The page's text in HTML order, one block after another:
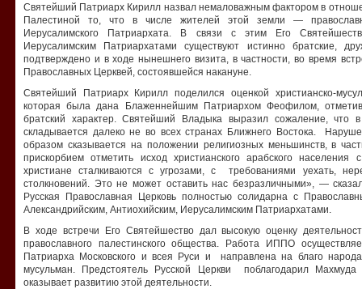
Святейший Патриарх Кирилл назвал немаловажным фактором в
Палестиной то, что в числе жителей этой земли —
Иерусалимского Патриархата. В связи с этим Его
Иерусалимским Патриархатами существуют истинно братские,
подтверждено и в ходе нынешнего визита, в частности, во время
Православных Церквей, состоявшейся накануне.
Святейший Патриарх Кирилл поделился оценкой христианско-
которая была дана Блаженнейшим Патриархом Феофилом,
братский характер. Святейший Владыка выразил сожаление, что
складывается далеко не во всех странах Ближнего Востока.
образом сказывается на положении религиозных меньшинств, в
прискорбием отметить исход христианского арабского
христиане сталкиваются с угрозами, с требованиями уехать,
столкновений. Это не может оставить нас безразличными», —
Русская Православная Церковь полностью солидарна с
Александрийским, Антиохийским, Иерусалимским Патриархатами.
В ходе встречи Его Святейшество дал высокую оценку
православного палестинского общества. Работа ИППО
Патриарха Московского и всея Руси и направлена на благо
мусульман. Предстоятель Русской Церкви поблагодарил
оказывает развитию этой деятельности.